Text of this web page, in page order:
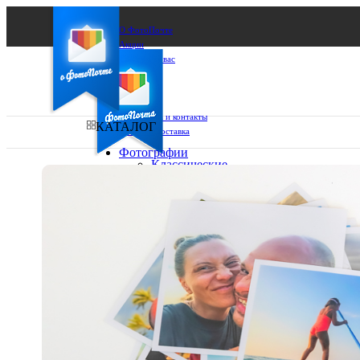
О ФотоПочте
Акции
Сделаем за вас
Бизнесу
FAQ
Франшиза
Поддержка и контакты
Оплата и доставка
Выберите из списка:
КАТАЛОГ
Фотографии
Классические
10х15
15х15
15х20
20х20
20х30
30х30
30х40
Фото
в